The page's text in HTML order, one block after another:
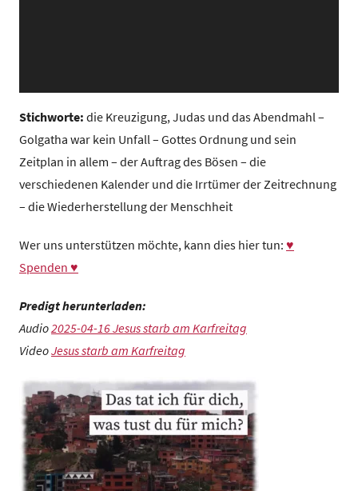
r
u
m
Stichworte: die Kreuzigung, Judas und das Abendmahl –
Golgatha war kein Unfall – Gottes Ordnung und sein
Zeitplan in allem – der Auftrag des Bösen – die
verschiedenen Kalender und die Irrtümer der Zeitrechnung
– die Wiederherstellung der Menschheit
Wer uns unterstützen möchte, kann dies hier tun: ♥
Spenden ♥
Predigt herunterladen:
Audio2025-04-16 Jesus starb am Karfreitag
VideoJesus starb am Karfreitag